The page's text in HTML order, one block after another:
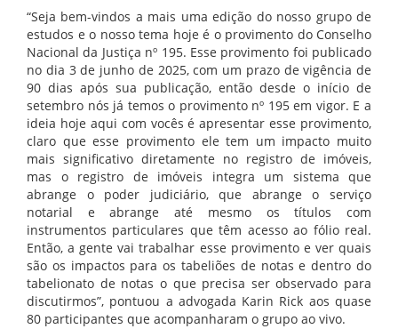
“Seja bem-vindos a mais uma edição do nosso grupo de
estudos e o nosso tema hoje é o provimento do Conselho
Nacional da Justiça nº 195. Esse provimento foi publicado
no dia 3 de junho de 2025, com um prazo de vigência de
90 dias após sua publicação, então desde o início de
setembro nós já temos o provimento nº 195 em vigor. E a
ideia hoje aqui com vocês é apresentar esse provimento,
claro que esse provimento ele tem um impacto muito
mais significativo diretamente no registro de imóveis,
mas o registro de imóveis integra um sistema que
abrange o poder judiciário, que abrange o serviço
notarial e abrange até mesmo os títulos com
instrumentos particulares que têm acesso ao fólio real.
Então, a gente vai trabalhar esse provimento e ver quais
são os impactos para os tabeliões de notas e dentro do
tabelionato de notas o que precisa ser observado para
discutirmos”, pontuou a advogada Karin Rick aos quase
80 participantes que acompanharam o grupo ao vivo.